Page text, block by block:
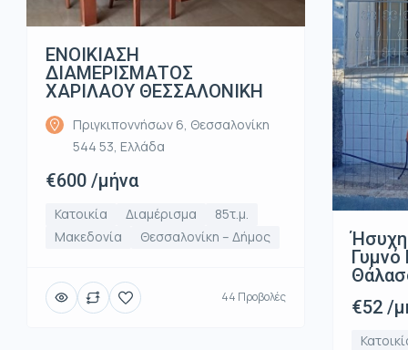
ΕΝΟΙΚΙΑΣΗ
ΔΙΑΜΕΡΙΣΜΑΤΟΣ
ΧΑΡΙΛΑΟΥ ΘΕΣΣΑΛΟΝΙΚΗ
Πριγκιποννήσων 6, Θεσσαλονίκη
544 53, Ελλάδα
€600 /μήνα
Κατοικία Διαμέρισμα
85τ.μ.
Μακεδονία
Θεσσαλονίκη – Δήμος
44 Προβολές
Γυμνό
€52 /